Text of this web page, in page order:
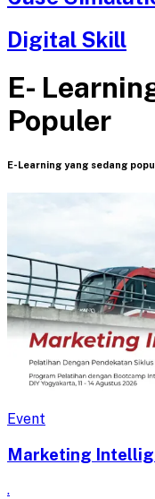
Digital Skill
E-
Populer
E-Learning yang sedang
Event
Marketing
.